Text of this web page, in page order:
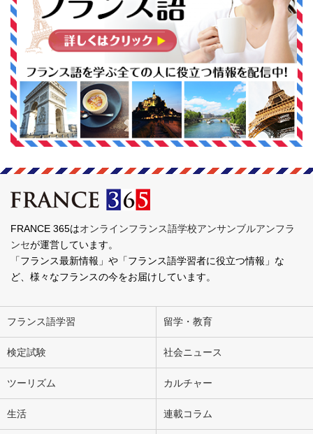
FRANCE 365はオンラインフランス語学校アンサンブルアンフラ
ンセが運営しています。
「フランス最新情報」や「フランス語学習者に役立つ情報」な
ど、様々なフランスの今をお届けしています。
フランス語学習 留学・教育
検定試験 社会ニュース
ツーリズム カルチャー
生活 連載コラム